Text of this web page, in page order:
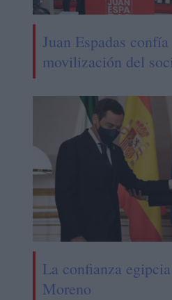
Juan Espadas
movilización del
La confianza
Moreno